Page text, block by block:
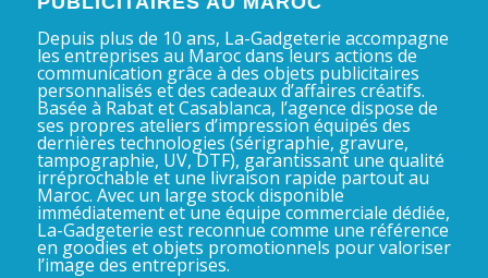
Depuis plus de 10 ans, La-Gadgeterie accompagne
les entreprises au Maroc dans leurs actions de
communication grâce à des objets publicitaires
personnalisés et des cadeaux d’affaires créatifs.
Basée à Rabat et Casablanca, l’agence dispose de
ses propres ateliers d’impression équipés des
dernières technologies (sérigraphie, gravure,
tampographie, UV, DTF), garantissant une qualité
irréprochable et une livraison rapide partout au
Maroc. Avec un large stock disponible
immédiatement et une équipe commerciale dédiée,
La-Gadgeterie est reconnue comme une référence
en goodies et objets promotionnels pour valoriser
l’image des entreprises.